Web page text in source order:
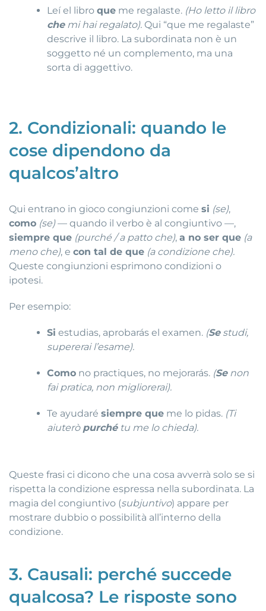
Leí el libroque me regalaste. (Ho letto il libro
chemi hai regalato). Qui “que me regalaste”
descrive il libro. La subordinata non è un
soggetto né un complemento, ma una
sorta di aggettivo.
2. Condizionali: quando le
cose dipendono da
qualcos’altro
Qui entrano in gioco congiunzioni come si (se),
como (se)— quando il verbo è al congiuntivo —,
siempre que (purché / a patto che), a no ser que (a
meno che), e con tal de que (a condizione che).
Queste congiunzioni esprimono condizioni o
ipotesi.
Per esempio:
Si estudias, aprobarás el examen. (Sestudi,
supererai l’esame).
Como no practiques, no mejorarás. (Senon
fai pratica, non migliorerai).
Te ayudarésiempre que me lo pidas. (Ti
aiuterò purchétu me lo chieda).
Queste frasi ci dicono che una cosa avverrà solo se si
rispetta la condizione espressa nella subordinata. La
magia del congiuntivo (subjuntivo) appare per
mostrare dubbio o possibilità all’interno della
condizione.
3. Causali: perché succede
qualcosa? Le risposte sono